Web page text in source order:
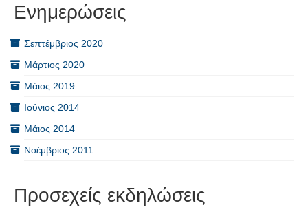
Ενημερώσεις
Σεπτέμβριος 2020
Μάρτιος 2020
Μάιος 2019
Ιούνιος 2014
Μάιος 2014
Νοέμβριος 2011
Προσεχείς εκδηλώσεις